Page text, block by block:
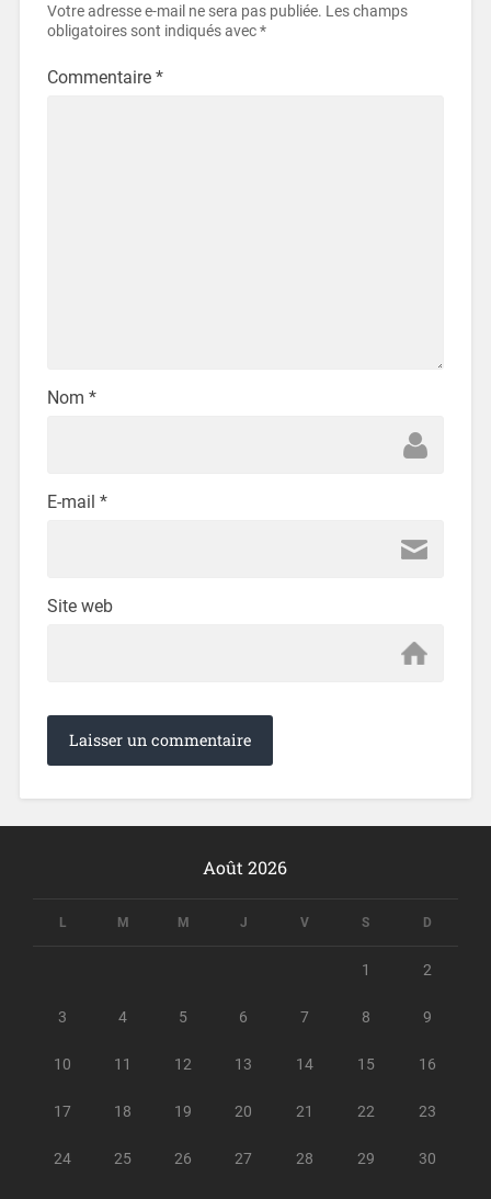
Votre adresse e-mail ne sera pas publiée. Les champs
obligatoires sont indiqués avec*
Commentaire *
Nom *
E-mail *
Site web
Août 2026
L M M J V S D
1 2
3 4 5 6 7 8 9
10 11 12 13 14 15 16
17 18 19 20 21 22 23
24 25 26 27 28 29 30